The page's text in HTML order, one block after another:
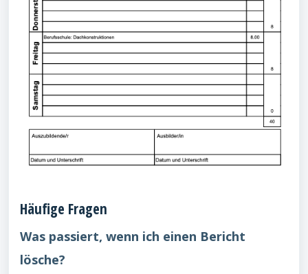
Häufige Fragen
Was passiert, wenn ich einen Bericht
lösche?